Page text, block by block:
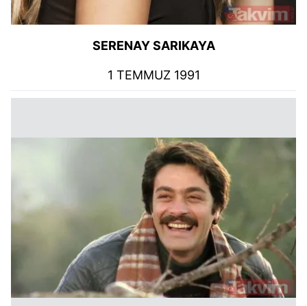
SERENAY SARIKAYA
1 TEMMUZ 1991